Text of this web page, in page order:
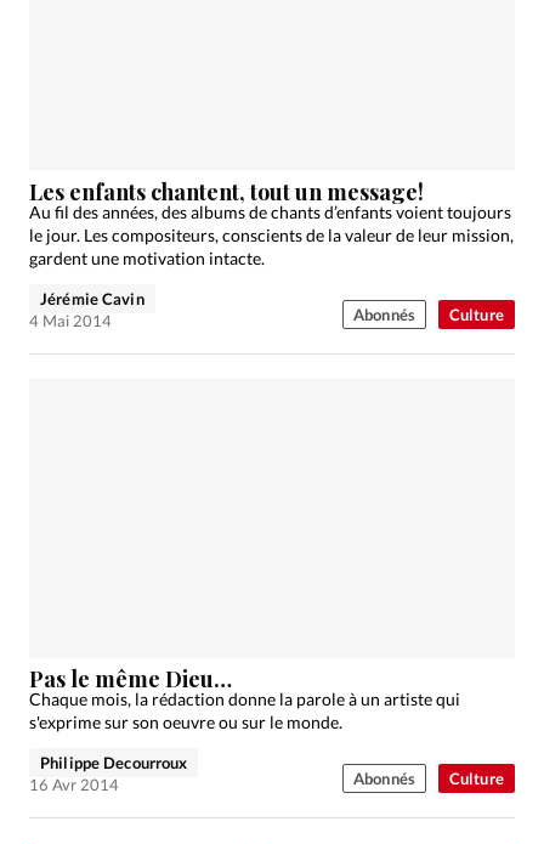
Culture
Les enfants chantent, tout un message!
Au fil des années, des albums de chants d’enfants voient toujours
le jour. Les compositeurs, conscients de la valeur de leur mission,
gardent une motivation intacte.
Jérémie Cavin
4 Mai 2014
Abonnés
Culture
Pas le même Dieu…
Chaque mois, la rédaction donne la parole à un artiste qui
s'exprime sur son oeuvre ou sur le monde.
Philippe Decourroux
16 Avr 2014
Abonnés